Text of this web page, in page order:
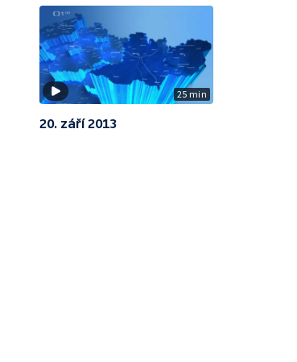
25 min
20. září 2013